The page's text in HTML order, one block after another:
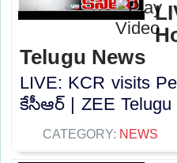
Telugu News
LIVE: KCR visits
కేసీఆర్‌ | ZEE Telugu
CATEGORY: NEWS